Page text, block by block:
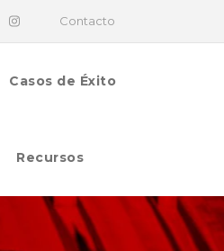
Contacto
Casos de Éxito
Recursos